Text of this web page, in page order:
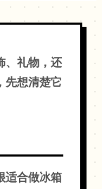
、礼物，还
先想清楚它
适合做冰箱